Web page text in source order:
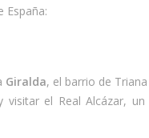
España:
Giralda, el barrio de
el Real Alcázar,